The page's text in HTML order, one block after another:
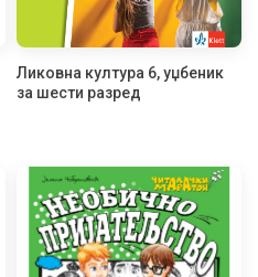
Ликовна култура 6, уџбеник
за шести разред